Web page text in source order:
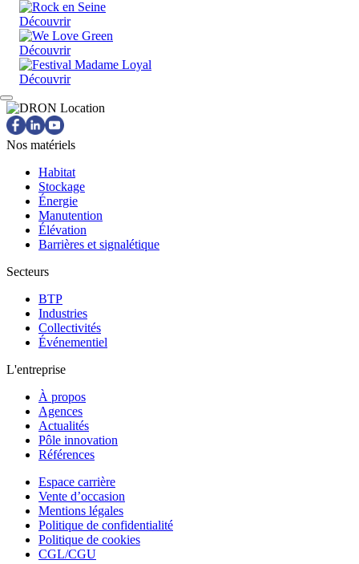
Découvrir
Découvrir
Découvrir
Nos matériels
Habitat
Stockage
Énergie
Manutention
Élévation
Barrières et signalétique
Secteurs
BTP
Industries
Collectivités
Événementiel
L'entreprise
À propos
Agences
Actualités
Pôle innovation
Références
Espace carrière
Vente d’occasion
Mentions légales
Politique de confidentialité
Politique de cookies
CGL/CGU